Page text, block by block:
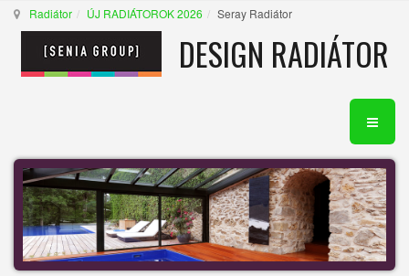
Radiátor ÚJ RADIÁTOROK 2026 Seray Radiátor
DESIGN RADIÁTOR